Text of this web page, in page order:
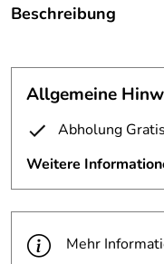
Beschreibung
und Klingelanlage
gültigen MwSt.
zzgl. Frachtkosten.
ihrem Wohnort.
Allgemeine
Abholung Gratis
Weitere
Mehr